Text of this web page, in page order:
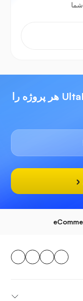
همین امروز شروع کنید، با UltaHost هر پروژه را